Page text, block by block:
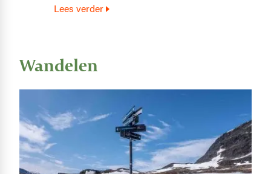
Lees verder
Wandelen